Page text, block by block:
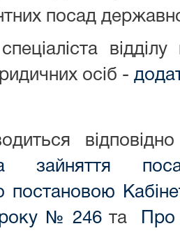
посад
осіб -
зайняття
постановою
року № 246та